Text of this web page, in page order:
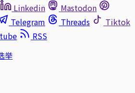
Linkedin
Mastodon
Telegram Threads
Tiktok
RSS
举